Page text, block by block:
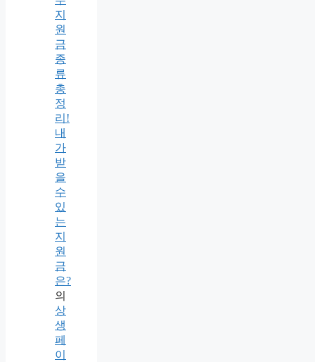
지
원
금
종
류
총
정
리!
내
가
받
을
수
있
는
지
원
금
은?
의
상
생
페
이